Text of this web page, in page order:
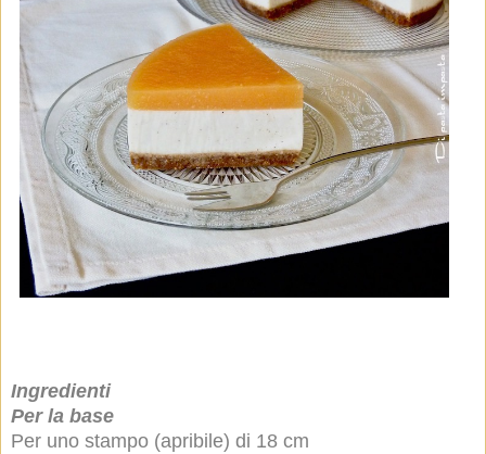
Ingredienti
Per la base
Per uno stampo (apribile) di 18 cm